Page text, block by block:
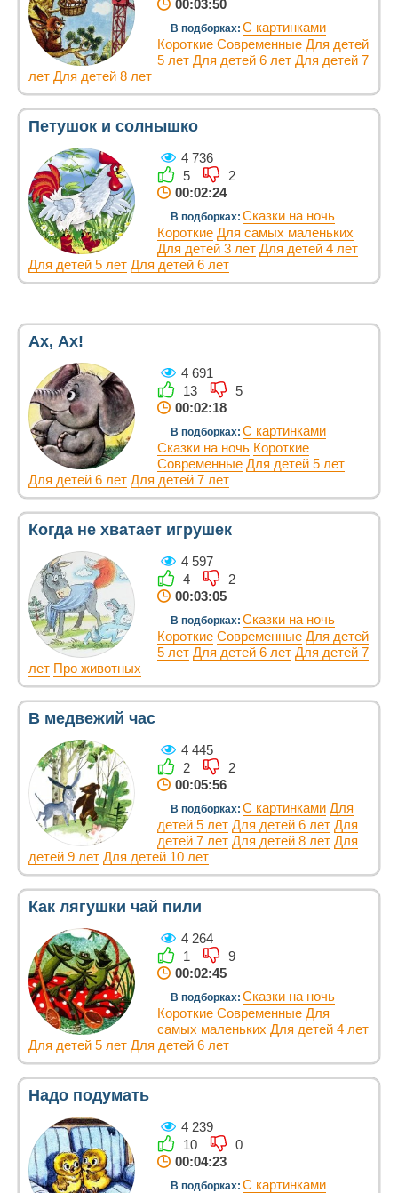
00:03:50
В подборках: С картинками
Короткие Современные Для детей
5 лет Для детей 6 лет Для детей 7
лет Для детей 8 лет
Петушок и солнышко
4 736
5
2
00:02:24
В подборках: Сказки на ночь
Короткие Для самых маленьких
Для детей 3 лет Для детей 4 лет
Для детей 5 лет Для детей 6 лет
Ах, Ах!
4 691
13
5
00:02:18
В подборках: С картинками
Сказки на ночь Короткие
Современные Для детей 5 лет
Для детей 6 лет Для детей 7 лет
Когда не хватает игрушек
4 597
4
2
00:03:05
В подборках: Сказки на ночь
Короткие Современные Для детей
5 лет Для детей 6 лет Для детей 7
лет Про животных
В медвежий час
4 445
2
2
00:05:56
В подборках: С картинками Для
детей 5 лет Для детей 6 лет Для
детей 7 лет Для детей 8 лет Для
детей 9 лет Для детей 10 лет
Как лягушки чай пили
4 264
1
9
00:02:45
В подборках: Сказки на ночь
Короткие Современные Для
самых маленьких Для детей 4 лет
Для детей 5 лет Для детей 6 лет
Надо подумать
4 239
10
0
00:04:23
В подборках: С картинками